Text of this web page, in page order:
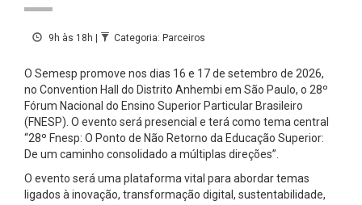
9h às 18h | Categoria: Parceiros
O Semesp promove nos dias 16 e 17 de setembro de 2026,
no Convention Hall do Distrito Anhembi em São Paulo, o 28º
Fórum Nacional do Ensino Superior Particular Brasileiro
(FNESP). O evento será presencial e terá como tema central
“28º Fnesp: O Ponto de Não Retorno da Educação Superior:
De um caminho consolidado a múltiplas direções”.
O evento será uma plataforma vital para abordar temas
ligados à inovação, transformação digital, sustentabilidade,